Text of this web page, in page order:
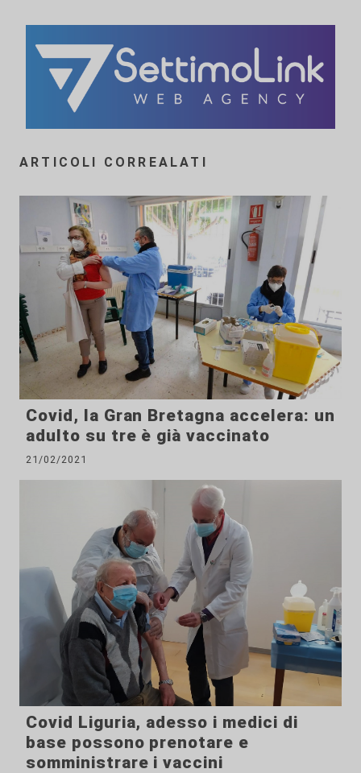
ARTICOLI CORREALATI
Covid, la Gran Bretagna accelera: un
adulto su tre è già vaccinato
21/02/2021
Covid Liguria, adesso i medici di
base possono prenotare e
somministrare i vaccini